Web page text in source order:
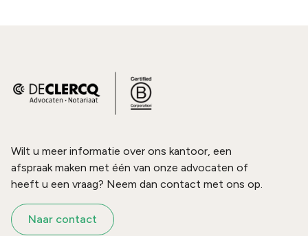
Wilt u meer informatie over ons kantoor, een
afspraak maken met één van onze advocaten of
heeft u een vraag? Neem dan contact met ons op.
Naar contact